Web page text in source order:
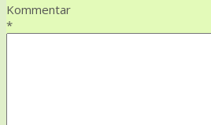
Kommentar
*